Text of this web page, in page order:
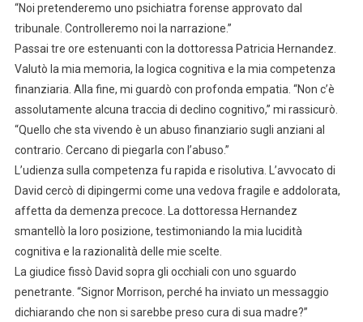
“Noi pretenderemo uno psichiatra forense approvato dal
tribunale. Controlleremo noi la narrazione.”
Passai tre ore estenuanti con la dottoressa Patricia Hernandez.
Valutò la mia memoria, la logica cognitiva e la mia competenza
finanziaria. Alla fine, mi guardò con profonda empatia. “Non c’è
assolutamente alcuna traccia di declino cognitivo,” mi rassicurò.
“Quello che sta vivendo è un abuso finanziario sugli anziani al
contrario. Cercano di piegarla con l’abuso.”
L’udienza sulla competenza fu rapida e risolutiva. L’avvocato di
David cercò di dipingermi come una vedova fragile e addolorata,
affetta da demenza precoce. La dottoressa Hernandez
smantellò la loro posizione, testimoniando la mia lucidità
cognitiva e la razionalità delle mie scelte.
La giudice fissò David sopra gli occhiali con uno sguardo
penetrante. “Signor Morrison, perché ha inviato un messaggio
dichiarando che non si sarebbe preso cura di sua madre?”